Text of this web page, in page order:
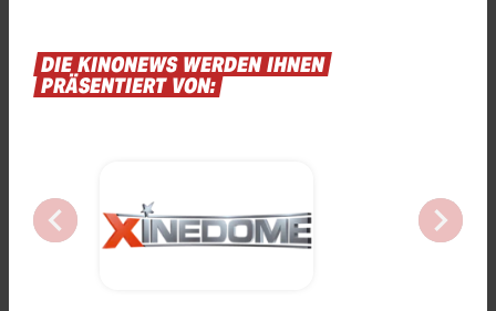
Powered byUsercentrics Consent
Management Platform
DIEKINONEWS WERDENIHNEN
PRÄSENTIERT VON:
chevron_left chevron_right